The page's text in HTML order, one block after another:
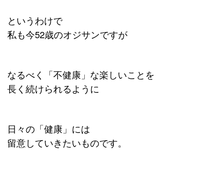
というわけで
私も今52歳のオジサンですが
なるべく「不健康」な楽しいことを
長く続けられるように
日々の「健康」には
留意していきたいものです。